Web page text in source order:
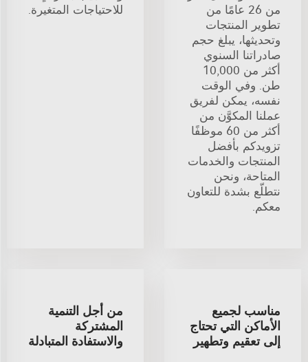
من 26 عامًا من
تطوير المنتجات
وتحديثها، يبلغ حجم
صادراتنا السنوي
أكثر من 10,000
طن. وفي الوقت
نفسه، يمكن لفريق
عملنا المكوَّن من
أكثر من 60 موظفًا
تزويدكم بأفضل
المنتجات والخدمات
المتاحة، ونحن
نتطلّع بشدة للتعاون
معكم.
للاحتياجات المتغيرة.
مناسب لجميع
الأماكن التي تحتاج
إلى تعقيم وتطهير
من أجل التنمية
المشتركة
والاستفادة المتبادلة